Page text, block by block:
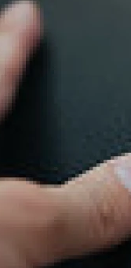
VOLVO BIAŁYSTOK